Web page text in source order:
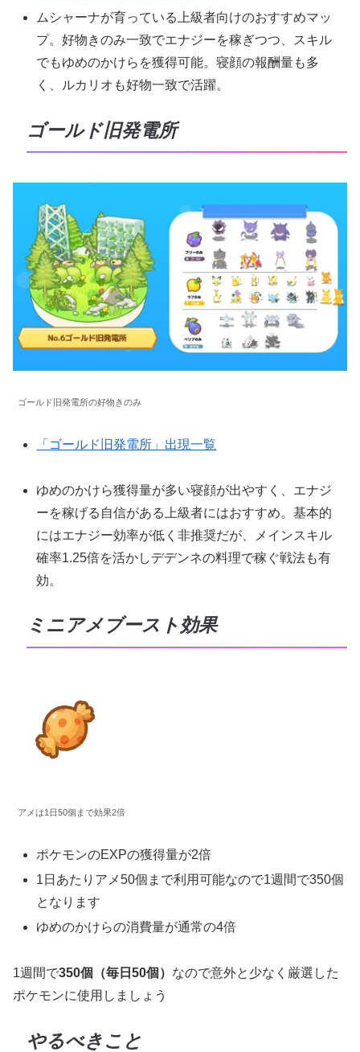
ムシャーナが育っている上級者向けのおすすめマッ
プ。好物きのみ一致でエナジーを稼ぎつつ、スキル
でもゆめのかけらを獲得可能。寝顔の報酬量も多
く、ルカリオも好物一致で活躍。
ゴールド旧発電所
ゴールド旧発電所の好物きのみ
「ゴールド旧発電所」出現一覧
ゆめのかけら獲得量が多い寝顔が出やすく、エナジ
ーを稼げる自信がある上級者にはおすすめ。基本的
にはエナジー効率が低く非推奨だが、メインスキル
確率1.25倍を活かしデデンネの料理で稼ぐ戦法も有
効。
ミニアメブースト効果
アメは1日50個まで効果2倍
ポケモンのEXPの獲得量が2倍
1日あたりアメ50個まで利用可能なので1週間で350個
となります
ゆめのかけらの消費量が通常の4倍
1週間で350個（毎日50個） なので意外と少なく厳選した
ポケモンに使用しましょう
やるべきこと